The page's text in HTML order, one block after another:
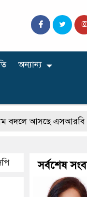
অন্যান্য
আসছে এসআরবি
সর্বশেষ